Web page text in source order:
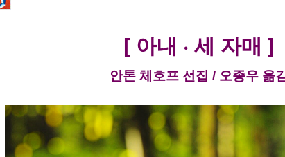
[ 아내 · 세 자매 ]
안톤 체호프 선집 / 오종우 옮